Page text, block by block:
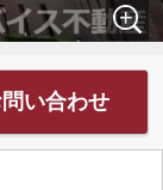
い合わせ